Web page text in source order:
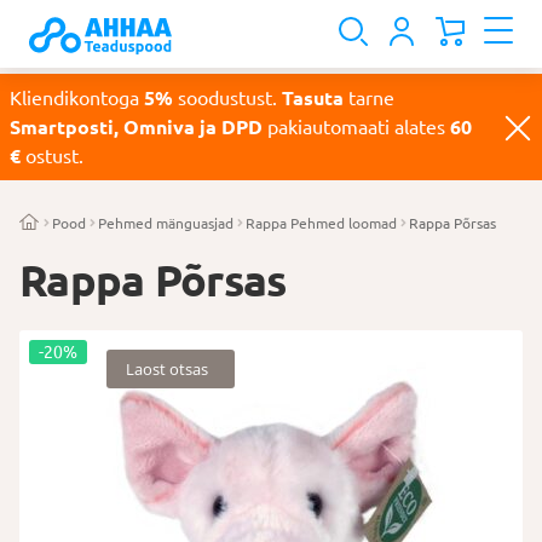
Kliendikontoga 5% soodustust. Tasuta tarne
Smartposti, Omniva ja DPD pakiautomaati alates 60
€ ostust.
Pood Pehmed mänguasjad Rappa Pehmed loomad Rappa Põrsas
Rappa Põrsas
-20%
Laost otsas